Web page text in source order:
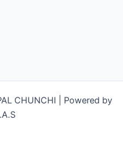
CHUNCHI | Powered by